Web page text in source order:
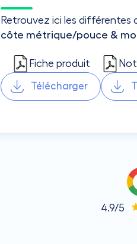
Retrouvez ici les
côte métrique/pouce &
Fiche produit
Télécharger
4.9/5